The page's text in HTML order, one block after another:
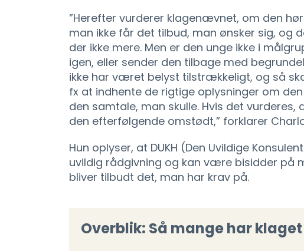
”Herefter vurderer klagenævnet, om den
man ikke får det tilbud, man ønsker sig, og
der ikke mere. Men er den unge ikke i
igen, eller sender den tilbage med
ikke har været belyst tilstrækkeligt, og så
fx at indhente de rigtige oplysninger om
den samtale, man skulle. Hvis det vurderes,
den efterfølgende omstødt,” forklarer
Hun oplyser, at DUKH (Den Uvildige
uvildig rådgivning og kan være bisidder på
bliver tilbudt det, man har krav på.
Overblik: Så mange har klaget